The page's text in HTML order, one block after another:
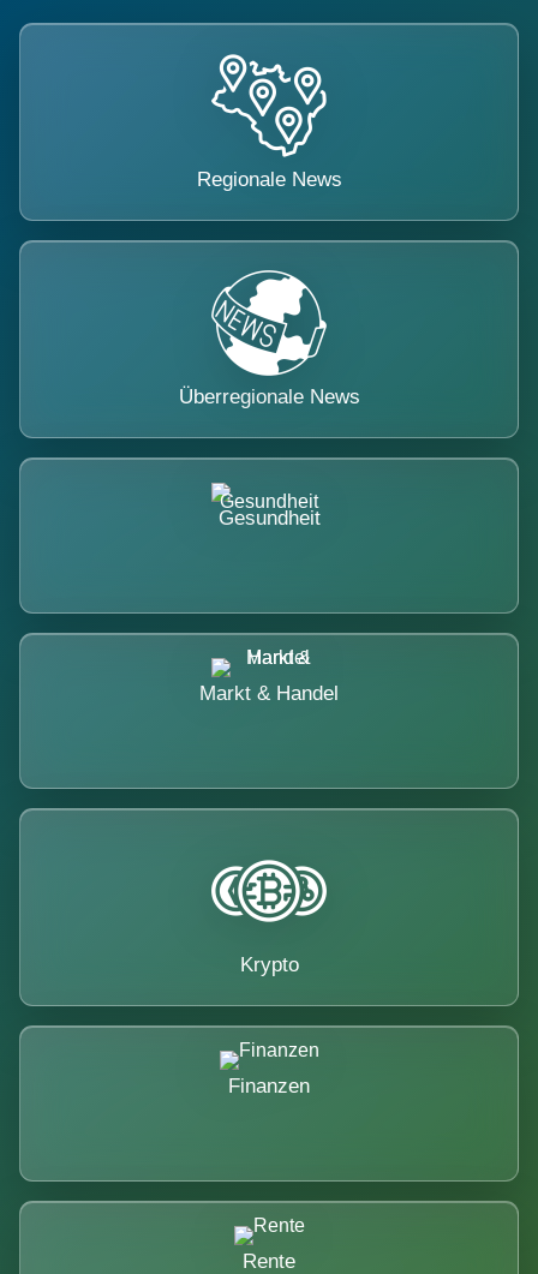
Regionale News
Überregionale News
Gesundheit
Markt & Handel
Krypto
Finanzen
Rente